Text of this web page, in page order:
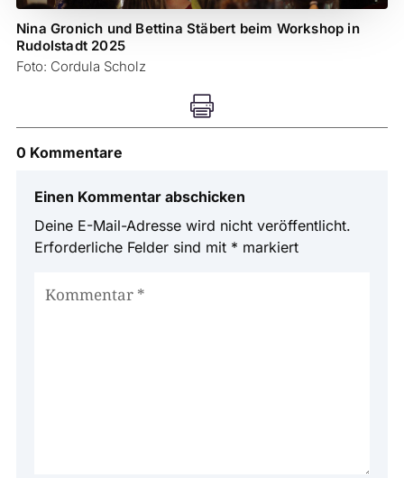
Nina Gronich und Bettina Stäbert beim Workshop in
Rudolstadt 2025
Foto: Cordula Scholz

0 Kommentare
Einen Kommentar abschicken
Deine E-Mail-Adresse wird nicht veröffentlicht.
Erforderliche Felder sind mit * markiert